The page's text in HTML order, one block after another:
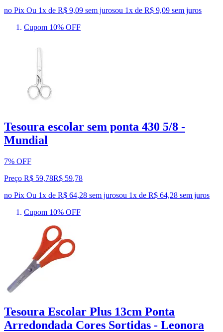
no Pix Ou 1x de R$ 9,09 sem jurosou 1x de R$ 9,09 sem juros
Cupom 10% OFF
Tesoura escolar sem ponta 430 5/8 -
Mundial
7% OFF
Preço R$ 59,78R$ 59,78
no Pix Ou 1x de R$ 64,28 sem jurosou 1x de R$ 64,28 sem juros
Cupom 10% OFF
Tesoura Escolar Plus 13cm Ponta
Arredondada Cores Sortidas - Leonora